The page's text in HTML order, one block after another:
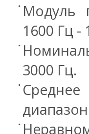
Модуль
1600 Гц -
3000 Гц.